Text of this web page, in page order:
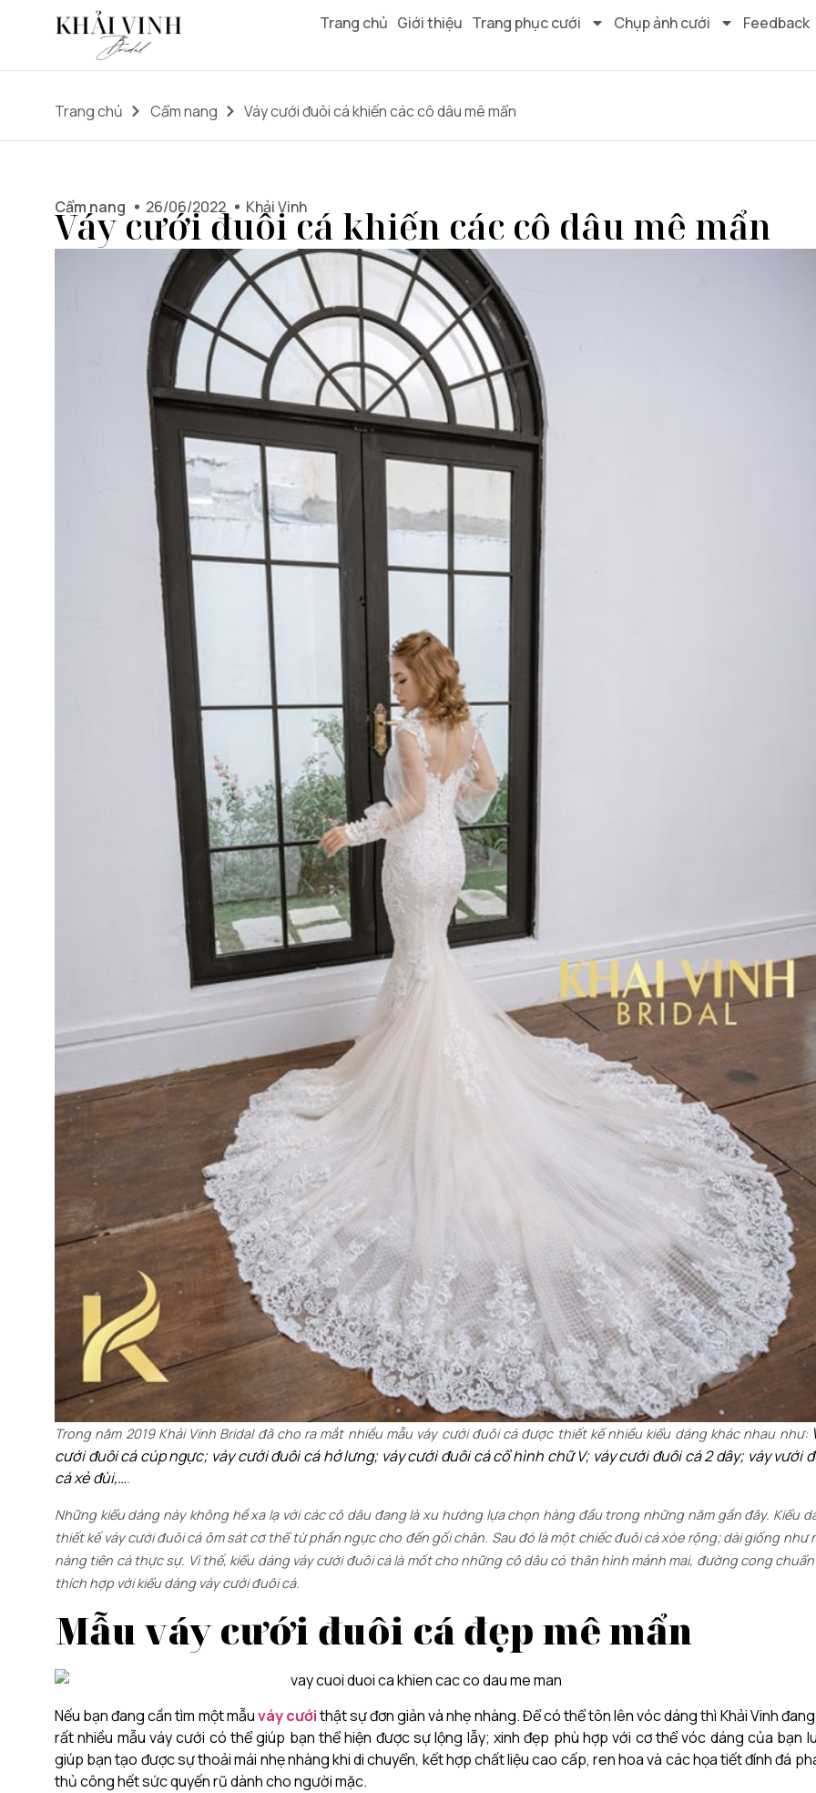
Trang chủ Giới thiệu Trang phục cưới Chụp ảnh cưới Feedback
Trang chủ Cẩm nang Váy cưới đuôi cá khiến các cô dâu mê mẩn
Cẩm nang 26/06/2022 Khải Vinh
Váy cưới đuôi cá khiến các cô dâu mê mẩn
Trong năm 2019 Khải Vinh Bridal đã cho ra mắt nhiều mẫu váy cưới đuôi cá được thiết kế nhiều kiểu dáng khác nhau như:
cưới đuôi cá cúp ngực; váy cưới đuôi cá hở lưng; váy cưới đuôi cá cổ hình chữ V; váy cưới đuôi cá 2 dây; váy vưới
cá xẻ đùi,….
Những kiểu dáng này không hề xa lạ với các cô dâu đang là xu hướng lựa chọn hàng đầu trong những năm gần đây. Kiểu
thiết kế váy cưới đuôi cá ôm sát cơ thể từ phần ngực cho đến gối chân. Sau đó là một chiếc đuôi cá xòe rộng; dài giống như
nàng tiên cá thực sự. Vì thế, kiểu dáng váy cưới đuôi cá là mốt cho những cô dâu có thân hình mảnh mai, đường cong
thích hợp với kiểu dáng váy cưới đuôi cá.
Mẫu váy cưới đuôi cá đẹp mê mẩn
Nếu bạn đang cần tìm một mẫuváy cướithật sự đơn giản và nhẹ nhàng. Để có thể tôn lên vóc dáng thì Khải Vinh
rất nhiều mẫu váy cưới có thể giúp bạn thể hiện được sự lộng lẫy; xinh đẹp phù hợp với cơ thể vóc dáng của bạn
giúp bạn tạo được sự thoải mái nhẹ nhàng khi di chuyển, kết hợp chất liệu cao cấp, ren hoa và các họa tiết đính đá
thủ công hết sức quyến rũ dành cho người mặc.